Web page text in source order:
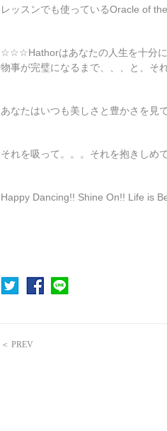
レッスンでも使っているOracle of
☆☆☆Hathorはあなたの人生を十分に
物事が完璧になるまで、、、と、そ
あなたはいつも美しさと豊かさを見
それを吸って。。。それを抱きし
Happy Dancing!! Shine On!! Life is
＜ PREV